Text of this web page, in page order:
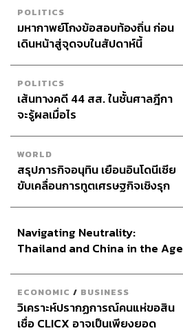
POLITICS
มหากาพย์โกงข้อสอบท้องถิ่น ก่อน
เดินหน้าสู่จุดจบในสัปดาห์นี้
POLITICS
เส้นทางคดี 44 สส. ในชั้นศาลฎีกา
จะรู้ผลเมื่อไร
WORLD
สรุปภารกิจอนุทิน เยือนอินโดนีเซีย
ขับเคลื่อนการทูตเศรษฐกิจเชิงรุก
Navigating Neutrality:
Thailand and China in the Age
ECONOMIC / BUSINESS
วิเคราะห์ปรากฏการณ์คนแห่ขอสิน
เชื่อ CLICX อาจเป็นเพียงยอด